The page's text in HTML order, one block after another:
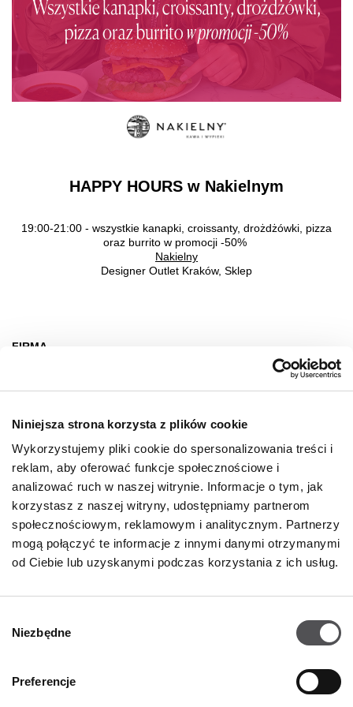
Niniejsza strona korzysta z plików cookie
Wykorzystujemy pliki cookie do spersonalizowania treści i
reklam, aby oferować funkcje społecznościowe i
analizować ruch w naszej witrynie. Informacje o tym, jak
korzystasz z naszej witryny, udostępniamy partnerom
społecznościowym, reklamowym i analitycznym. Partnerzy
mogą połączyć te informacje z innymi danymi otrzymanymi
od Ciebie lub uzyskanymi podczas korzystania z ich usług.
zgody
Niezbędne
Preferencje
HAPPY HOURS w Nakielnym
19:00-21:00 - wszystkie kanapki, croissanty, drożdżówki, pizza
oraz burrito w promocji -50%
Nakielny
Designer Outlet Kraków, Sklep
FIRMA
Wynajem
Kontakt
Oferty pracy
Polityka prywatności
GODZINY OTWARCIA
Informacje szczegółowe